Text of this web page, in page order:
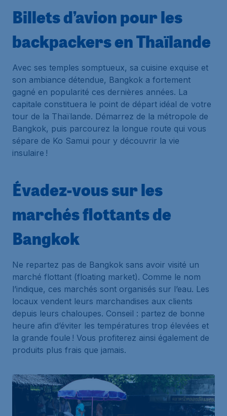
Billets d’avion pour les
backpackers en Thaïlande
Avec ses temples somptueux, sa cuisine exquise et
son ambiance détendue, Bangkok a fortement
gagné en popularité ces dernières années. La
capitale constituera le point de départ idéal de votre
tour de la Thaïlande. Démarrez de la métropole de
Bangkok, puis parcourez la longue route qui vous
sépare de Ko Samui pour y découvrir la vie
insulaire !
Évadez-vous sur les
marchés flottants de
Bangkok
Ne repartez pas de Bangkok sans avoir visité un
marché flottant (floating market). Comme le nom
l’indique, ces marchés sont organisés sur l’eau. Les
locaux vendent leurs marchandises aux clients
depuis leurs chaloupes. Conseil : partez de bonne
heure afin d’éviter les températures trop élevées et
la grande foule ! Vous profiterez ainsi également de
produits plus frais que jamais.